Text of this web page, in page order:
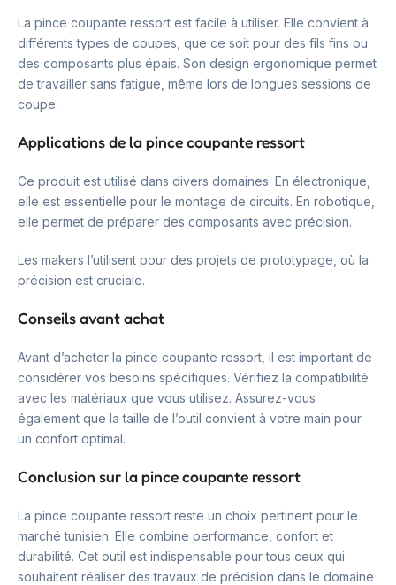
La pince coupante ressort est facile à utiliser. Elle convient à
différents types de coupes, que ce soit pour des fils fins ou
des composants plus épais. Son design ergonomique permet
de travailler sans fatigue, même lors de longues sessions de
coupe.
Applications de la pince coupante ressort
Ce produit est utilisé dans divers domaines. En électronique,
elle est essentielle pour le montage de circuits. En robotique,
elle permet de préparer des composants avec précision.
Les makers l’utilisent pour des projets de prototypage, où la
précision est cruciale.
Conseils avant achat
Avant d’acheter la pince coupante ressort, il est important de
considérer vos besoins spécifiques. Vérifiez la compatibilité
avec les matériaux que vous utilisez. Assurez-vous
également que la taille de l’outil convient à votre main pour
un confort optimal.
Conclusion sur la pince coupante ressort
La pince coupante ressort reste un choix pertinent pour le
marché tunisien. Elle combine performance, confort et
durabilité. Cet outil est indispensable pour tous ceux qui
souhaitent réaliser des travaux de précision dans le domaine